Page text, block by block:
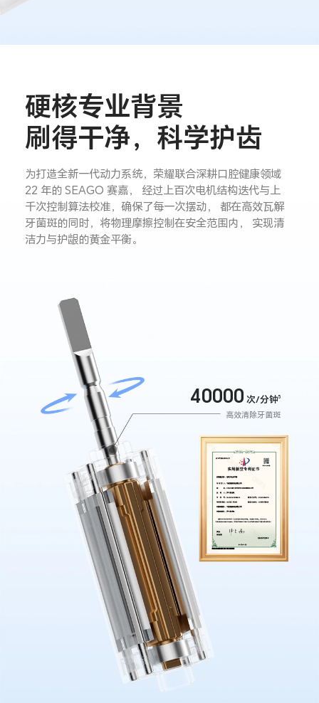
硬核专业背景
刷得干净，科学护齿
为打造全新一代动力系统，荣耀联合深耕口腔健康领域
22 年的 SEAGO 赛嘉，
经过上百次电机结构迭代与上
千次控制算法校准，确保了每一次摆动，
都在高效瓦解
牙菌斑的同时，将物理摩擦控制在安全范围内，
实现清
洁力与护龈的黄金平衡。
40000 次/分钟5
高效清除牙菌斑